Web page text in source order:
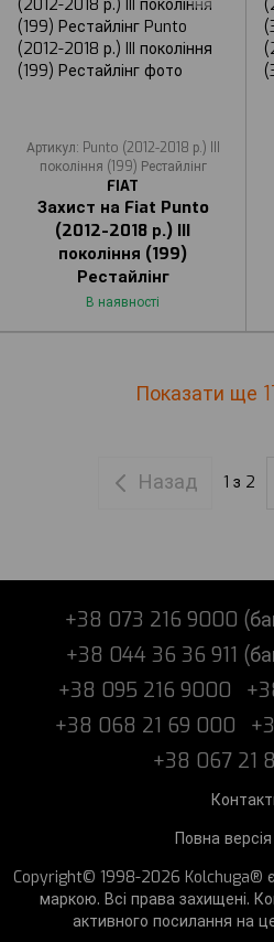
Артикул: Punto (2012-2018 р.) III
покоління (199) Рестайлінг
FIAT
Захист на Fiat Punto
(2012-2018 р.) III
покоління (199)
Рестайлінг
В наявності
Показати ще
Назад 1 з 2
+38 073 216 9000
+38 044 36 36 911
+38 095 216 9000
+38 068 21 69 000
+38 067 21
Повна
Copyright© 1998-2026 Kolchuga®
маркою. Всі права захищені.
активного посилання на